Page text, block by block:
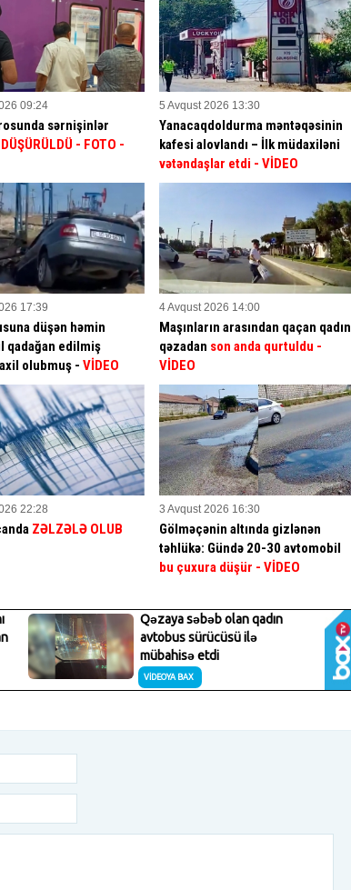
09:24
sərnişinlər
DÜŞÜRÜLDÜ - FOTO -
5 Avqust 2026 13:30
Yanacaqdoldurma məntəqəsinin
kafesi alovlandı – İlk müdaxiləni
vətəndaşlar etdi - VİDEO
17:39
düşən həmin
qadağan edilmiş
olubmuş - VİDEO
4 Avqust 2026 14:00
Maşınların arasından qaçan qadın
qəzadan son anda qurtuldu -
VİDEO
22:28
ZƏLZƏLƏ OLUB
3 Avqust 2026 16:30
Gölməçənin altında gizlənən
təhlükə: Gündə 20-30 avtomobil
bu çuxura düşür - VİDEO